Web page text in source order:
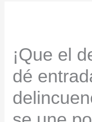
¡Que el
dé